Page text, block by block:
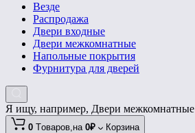
Везде
Распродажа
Двери входные
Двери межкомнатные
Напольные покрытия
Фурнитура для дверей
Я ищу, например, Двери межкомнатные
0 Tоваров,на 0₽ Корзина